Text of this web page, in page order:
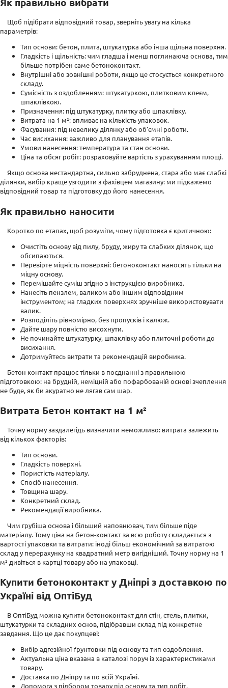
Щоб підібрати відповідний товар, зверніть увагу на кілька
параметрів:
Тип основи: бетон, плита, штукатурка або інша щільна поверхня.
Гладкість і щільність: чим гладша і менш поглинаюча основа, тим
більше потрібен саме бетоноконтакт.
Внутрішні або зовнішні роботи, якщо це стосується конкретного
складу.
Сумісність з оздобленням: штукатуркою, плитковим клеєм,
шпаклівкою.
Призначення: під штукатурку, плитку або шпаклівку.
Витрата на 1 м²: впливає на кількість упаковок.
Фасування: під невелику ділянку або об'ємні роботи.
Час висихання: важливо для планування етапів.
Умови нанесення: температура та стан основи.
Ціна та обсяг робіт: розраховуйте вартість з урахуванням площі.
Якщо основа нестандартна, сильно забруднена, стара або має слабкі
ділянки, вибір краще узгодити з фахівцем магазину: ми підкажемо
відповідний товар та підготовку до його нанесення.
Як правильно наносити
Коротко по етапах, щоб розуміти, чому підготовка є критичною:
Очистіть основу від пилу, бруду, жиру та слабких ділянок, що
обсипаються.
Перевірте міцність поверхні: бетоноконтакт наносять тільки на
міцну основу.
Перемішайте суміш згідно з інструкцією виробника.
Нанесіть пензлем, валиком або іншим відповідним
інструментом; на гладких поверхнях зручніше використовувати
валик.
Розподіліть рівномірно, без пропусків і калюж.
Дайте шару повністю висохнути.
Не починайте штукатурку, шпаклівку або плиточні роботи до
висихання.
Дотримуйтесь витрати та рекомендацій виробника.
Бетон контакт працює тільки в поєднанні з правильною
підготовкою: на брудній, неміцній або пофарбованій основі зчеплення
не буде, як би акуратно не лягав сам шар.
Витрата Бетон контакт на 1 м²
Точну норму заздалегідь визначити неможливо: витрата залежить
від кількох факторів:
Тип основи.
Гладкість поверхні.
Пористість матеріалу.
Спосіб нанесення.
Товщина шару.
Конкретний склад.
Рекомендації виробника.
Чим грубіша основа і більший наповнювач, тим більше піде
матеріалу. Тому ціна на бетон-контакт за всю роботу складається з
вартості упаковки та витрати: іноді більш економічний за витратою
склад у перерахунку на квадратний метр вигідніший. Точну норму на 1
м² дивіться в картці товару або на упаковці.
Купити бетоноконтакт у Дніпрі з доставкою по
Україні від ОптіБуд
В ОптіБуд можна купити бетоноконтакт для стін, стель, плитки,
штукатурки та складних основ, підібравши склад під конкретне
завдання. Що це дає покупцеві:
Вибір адгезійної ґрунтовки під основу та тип оздоблення.
Актуальна ціна вказана в каталозі поруч із характеристиками
товару.
Доставка по Дніпру та по всій Україні.
Допомога з підбором товару під основу та тип робіт.